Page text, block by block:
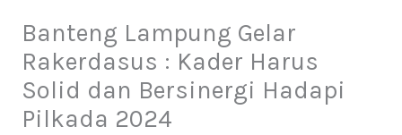
Banteng Lampung Gelar
Rakerdasus : Kader Harus
Solid dan Bersinergi Hadapi
Pilkada 2024